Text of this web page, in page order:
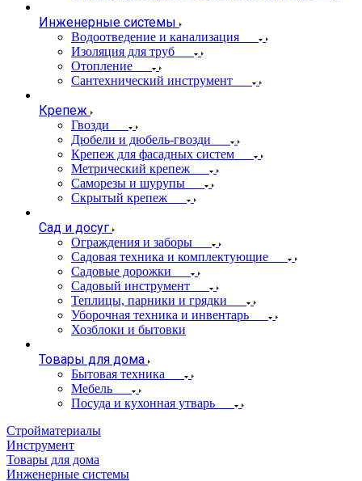
Инженерные системы
Водоотведение и канализация
Изоляция для труб
Отопление
Сантехнический инструмент
Крепеж
Гвозди
Дюбели и дюбель-гвозди
Крепеж для фасадных систем
Метрический крепеж
Саморезы и шурупы
Скрытый крепеж
Сад и досуг
Ограждения и заборы
Садовая техника и комплектующие
Садовые дорожки
Садовый инструмент
Теплицы, парники и грядки
Уборочная техника и инвентарь
Хозблоки и бытовки
Товары для дома
Бытовая техника
Мебель
Посуда и кухонная утварь
Стройматериалы
Инструмент
Товары для дома
Инженерные системы